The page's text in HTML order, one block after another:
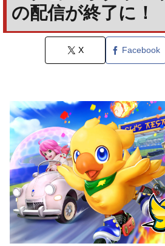
の配信が終了に！
X Facebook